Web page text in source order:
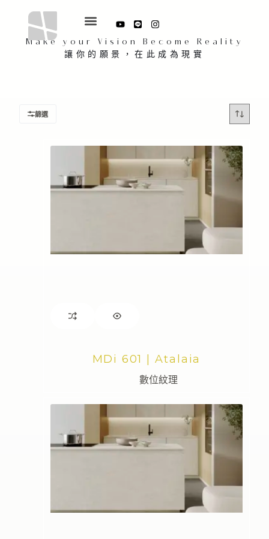
Make your Vision Become Reality
讓你的願景，在此成為現實
篩選
MDi 601 | Atalaia
數位紋理